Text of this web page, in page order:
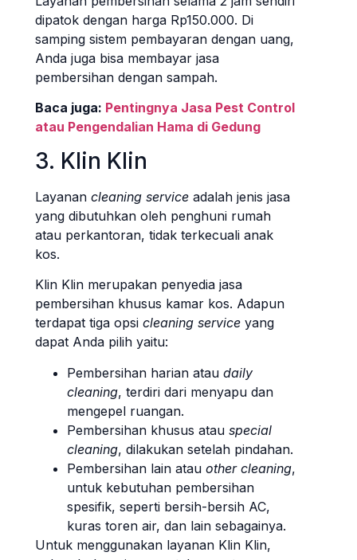
dipatok dengan harga Rp150.000. Di
samping sistem pembayaran dengan uang,
Anda juga bisa membayar jasa
pembersihan dengan sampah.
Baca juga: Pentingnya Jasa Pest Control
atau Pengendalian Hama di Gedung
3. Klin Klin
Layanan cleaning service adalah jenis jasa
yang dibutuhkan oleh penghuni rumah
atau perkantoran, tidak terkecuali anak
kos.
Klin Klin merupakan penyedia jasa
pembersihan khusus kamar kos. Adapun
terdapat tiga opsi cleaning service yang
dapat Anda pilih yaitu:
Pembersihan harian atau daily
cleaning, terdiri dari menyapu dan
mengepel ruangan.
Pembersihan khusus atau special
cleaning, dilakukan setelah pindahan.
Pembersihan lain atau other cleaning,
untuk kebutuhan pembersihan
spesifik, seperti bersih-bersih AC,
kuras toren air, dan lain sebagainya.
Untuk menggunakan layanan Klin Klin,